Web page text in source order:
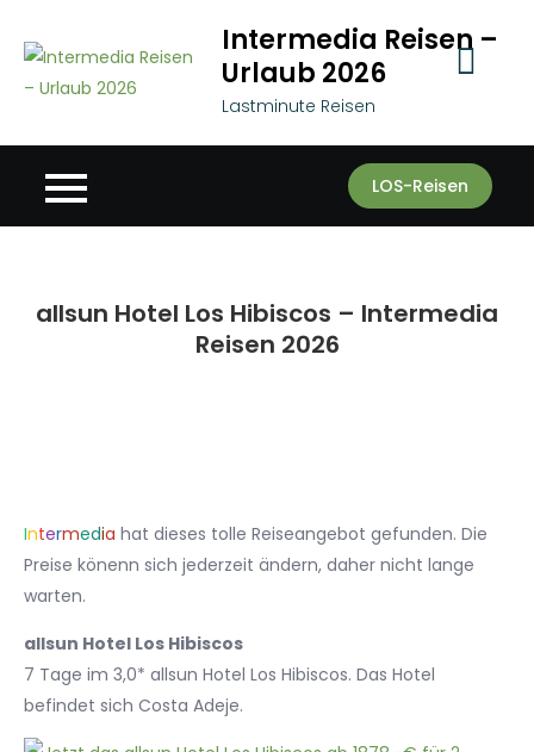
content
Intermedia Reisen –
Urlaub 2026
Lastminute Reisen
LOS-Reisen
allsun Hotel Los Hibiscos – Intermedia
Reisen 2026
Intermedia hat dieses tolle Reiseangebot gefunden. Die
Preise könenn sich jederzeit ändern, daher nicht lange
warten.
allsun Hotel Los Hibiscos
7 Tage im 3,0* allsun Hotel Los Hibiscos. Das Hotel
befindet sich Costa Adeje.